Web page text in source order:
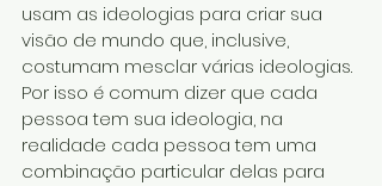
usam as ideologias para criar sua
visão de mundo que, inclusive,
costumam mesclar várias ideologias.
Por isso é comum dizer que cada
pessoa tem sua ideologia, na
realidade cada pessoa tem uma
combinação particular delas para